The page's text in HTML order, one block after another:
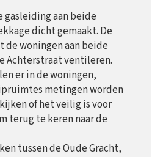
gasleiding aan beide
dicht gemaakt. De
de woningen aan beide
Achterstraat ventileren.
er in de woningen,
metingen worden
of het veilig is voor
terug te keren naar de
tussen de Oude Gracht,